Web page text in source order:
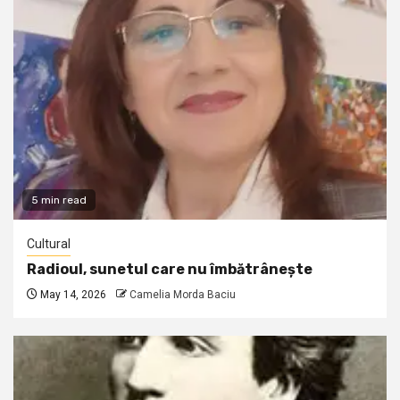
5 min read
Cultural
Radioul, sunetul care nu îmbătrânește
May 14, 2026 Camelia Morda Baciu